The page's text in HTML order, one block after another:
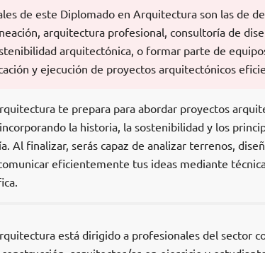
de este Diplomado en Arquitectura son las de
arquitectura profesional, consultoría de
arquitectónica, o formar parte de
y ejecución de proyectos arquitectónicos
te prepara para abordar proyectos
la historia, la sostenibilidad y los
Al finalizar, serás capaz de analizar terrenos,
eficientemente tus ideas mediante
está dirigido a profesionales del sector